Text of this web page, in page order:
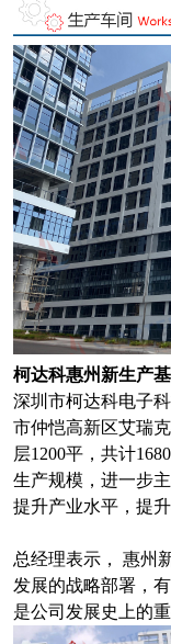
柯达科惠州新生产
深圳市柯达科电子
市仲恺高新区艾瑞
层1200平，共计
生产规模，进一步
提升产业水平，提升
总经理表示， 惠州
发展的战略部署，
是公司发展史上的重